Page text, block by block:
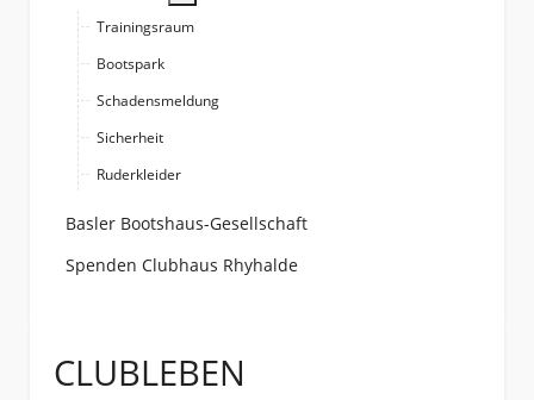
Trainingsraum
Bootspark
Schadensmeldung
Sicherheit
Ruderkleider
Basler Bootshaus-Gesellschaft
Spenden Clubhaus Rhyhalde
CLUBLEBEN